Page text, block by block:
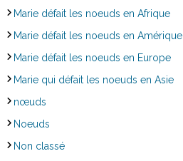
Marie défait les noeuds en Afrique
Marie défait les noeuds en Amérique
Marie défait les noeuds en Europe
Marie qui défait les noeuds en Asie
nœuds
Noeuds
Non classé